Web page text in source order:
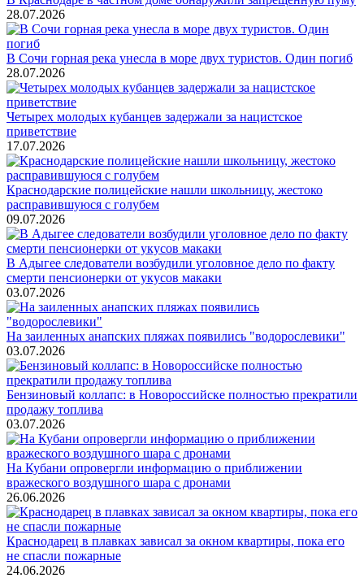
28.07.2026
В Сочи горная река унесла в море двух туристов. Один погиб
28.07.2026
Четырех молодых кубанцев задержали за нацистское
приветствие
17.07.2026
Краснодарские полицейские нашли школьницу, жестоко
расправившуюся с голубем
09.07.2026
В Адыгее следователи возбудили уголовное дело по факту
смерти пенсионерки от укусов макаки
03.07.2026
На заиленных анапских пляжах появились "водорослевики"
03.07.2026
Бензиновый коллапс: в Новороссийске полностью прекратили
продажу топлива
03.07.2026
На Кубани опровергли информацию о приближении
вражеского воздушного шара с дронами
26.06.2026
Краснодарец в плавках зависал за окном квартиры, пока его
не спасли пожарные
24.06.2026